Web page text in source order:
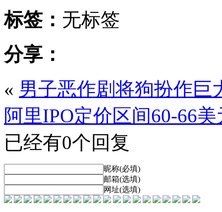
标签： 无标签
分享：
« 男子恶作剧将狗扮作巨
阿里IPO定价区间60-66
已经有0个回复
昵称(必填)
邮箱(选填)
网址(选填)